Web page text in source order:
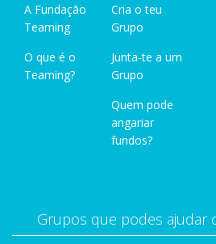
A Fundação
Teaming
O que é o
Teaming?
Cria o teu
Grupo
Junta-te a um
Grupo
Quem pode
angariar
fundos?
Grupos que podes ajudar